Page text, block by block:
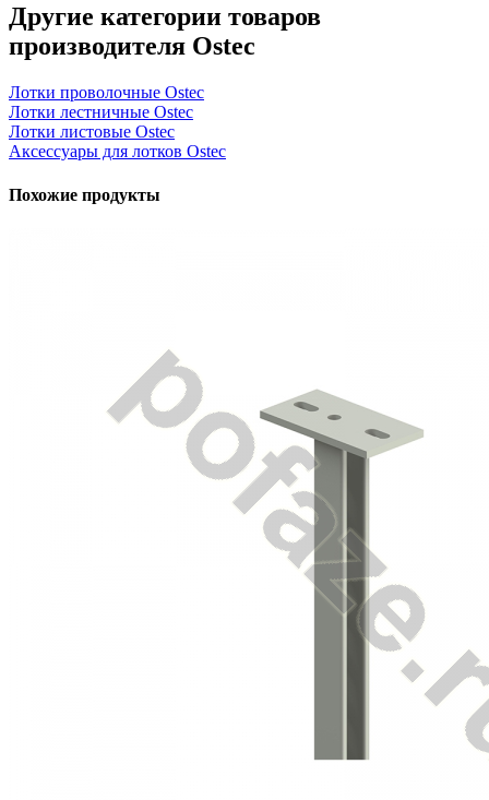
Другие категории товаров
производителя Ostec
Лотки проволочные Ostec
Лотки лестничные Ostec
Лотки листовые Ostec
Аксессуары для лотков Ostec
Похожие продукты